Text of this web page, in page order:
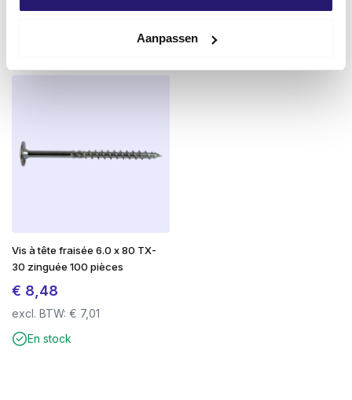
Aanpassen
excl. BTW:€1,64
prix
€ 5,29.
prix
€ 4,99.
excl. BTW:€4,12
En stock
Vis à tête fraisée 6.0 x 80 TX-
30 zinguée 100 pièces
€ 8,48
excl. BTW: € 7,01
En stock